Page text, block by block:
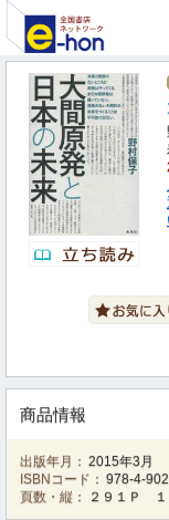
商品情報
出版年月： 2015年3月
ISBNコード： 978-4-
頁数・縦：
２９１Ｐ １